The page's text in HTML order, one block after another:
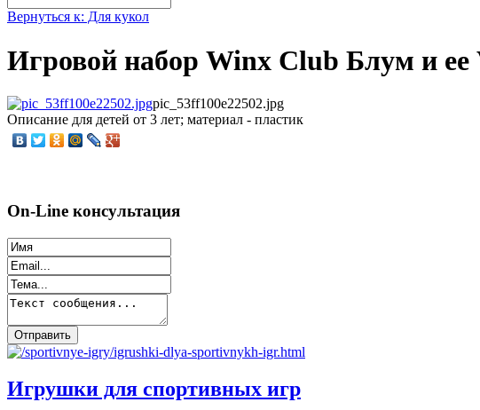
Вернуться к: Для кукол
Игровой набор Winx Club Блум и ее
pic_53ff100e22502.jpg
Описание для детей от 3 лет; материал - пластик
On-Line консультация
Игрушки для спортивных игр